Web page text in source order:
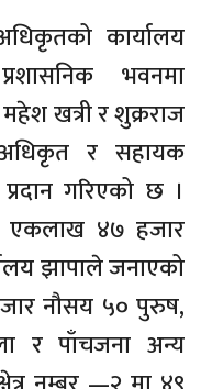
कार्यालय
भवनमा
खत्री र शुक्रराज
अधिकृत र सहायक
गरिएको छ ।
एकलाख ४७ हजार
झापाले जनाएको
नौसय ५० पुरुष,
र पाँचजना अन्य